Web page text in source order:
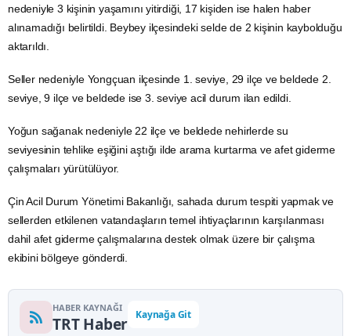
nedeniyle 3 kişinin yaşamını yitirdiği, 17 kişiden ise halen haber
alınamadığı belirtildi. Beybey ilçesindeki selde de 2 kişinin kaybolduğu
aktarıldı.
Seller nedeniyle Yongçuan ilçesinde 1. seviye, 29 ilçe ve beldede 2.
seviye, 9 ilçe ve beldede ise 3. seviye acil durum ilan edildi.
Yoğun sağanak nedeniyle 22 ilçe ve beldede nehirlerde su
seviyesinin tehlike eşiğini aştığı ilde arama kurtarma ve afet giderme
çalışmaları yürütülüyor.
Çin Acil Durum Yönetimi Bakanlığı, sahada durum tespiti yapmak ve
sellerden etkilenen vatandaşların temel ihtiyaçlarının karşılanması
dahil afet giderme çalışmalarına destek olmak üzere bir çalışma
ekibini bölgeye gönderdi.
HABER KAYNAĞI
TRT Haber Kaynağa Git